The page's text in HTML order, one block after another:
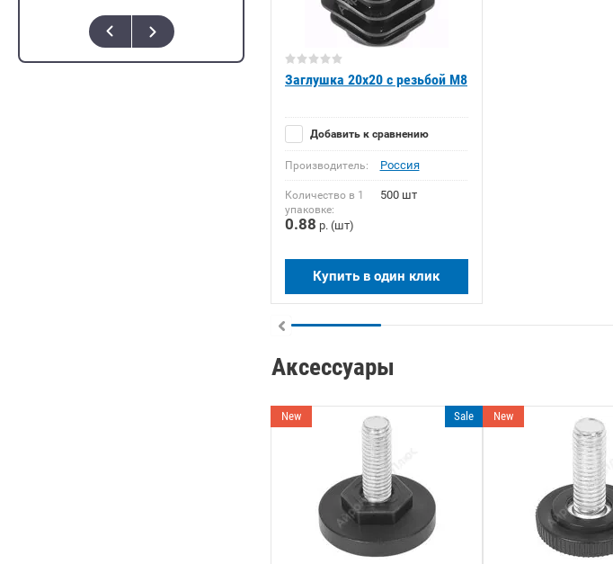
Заглушка 20x20 с резьбой М8
Добавить к сравнению
Производитель: Россия
Количество в 1
упаковке:
500 шт
0.88 р. (шт)
Купить в один клик
Аксессуары
New Sale New